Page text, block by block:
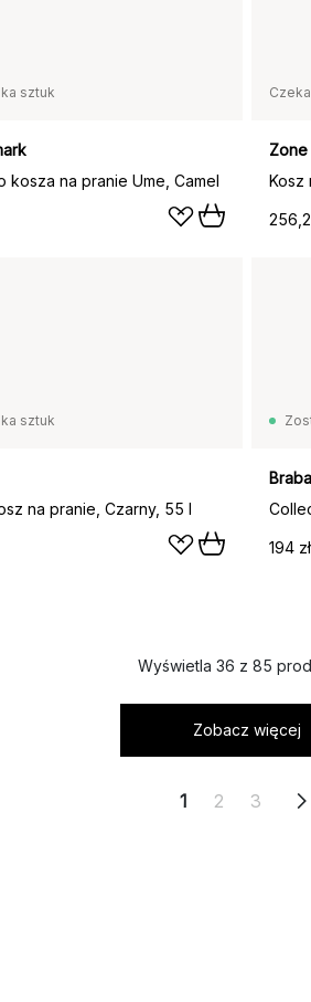
sztuk
kosza na pranie Ume, Camel
Zone
Kosz
sztuk
na pranie, Czarny, 55 l
194 zł
Wyświetla 36 z 85
Zobacz więcej
1 2 3